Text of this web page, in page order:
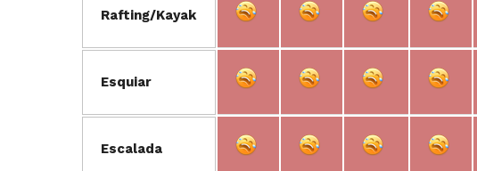
Rafting/Kayak
Esquiar
Escalada